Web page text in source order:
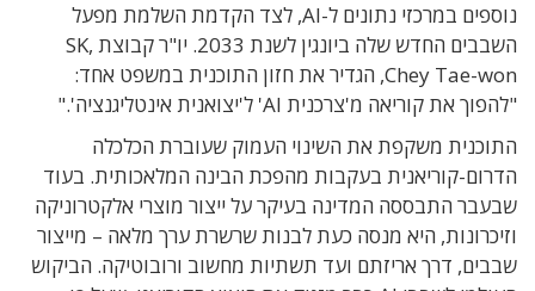
נוספים במרכזי נתונים ל-AI, לצד הקדמת השלמת מפעל
השבבים החדש שלה ביונגין לשנת 2033. יו"ר קבוצת SK,
Chey Tae-won, הגדיר את חזון התוכנית במשפט אחד:
"להפוך את קוריאה מ'צרכנית AI' ל'יצואנית אינטליגנציה'."
התוכנית משקפת את השינוי העמוק שעוברת הכלכלה
הדרום-קוריאנית בעקבות מהפכת הבינה המלאכותית. בעוד
שבעבר התבססה המדינה בעיקר על ייצור מוצרי אלקטרוניקה
וזיכרונות, היא מנסה כעת לבנות שרשרת ערך מלאה – מייצור
שבבים, דרך אריזתם ועד תשתיות מחשוב ורובוטיקה. הביקוש